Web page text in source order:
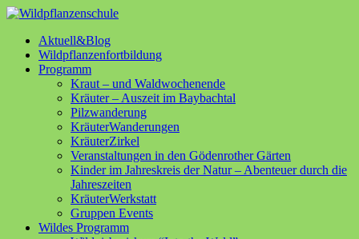
Aktuell&Blog
Wildpflanzenfortbildung
Programm
Kraut – und Waldwochenende
Kräuter – Auszeit im Baybachtal
Pilzwanderung
KräuterWanderungen
KräuterZirkel
Veranstaltungen in den Gödenrother Gärten
Kinder im Jahreskreis der Natur – Abenteuer durch die
Jahreszeiten
KräuterWerkstatt
Gruppen Events
Wildes Programm